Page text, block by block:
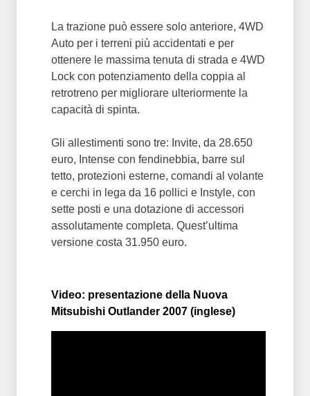
La trazione può essere solo anteriore, 4WD
Auto per i terreni più accidentati e per
ottenere le massima tenuta di strada e 4WD
Lock con potenziamento della coppia al
retrotreno per migliorare ulteriormente la
capacità di spinta.
Gli allestimenti sono tre: Invite, da 28.650
euro, Intense con fendinebbia, barre sul
tetto, protezioni esterne, comandi al volante
e cerchi in lega da 16 pollici e Instyle, con
sette posti e una dotazione di accessori
assolutamente completa. Quest’ultima
versione costa 31.950 euro.
Video: presentazione della Nuova
Mitsubishi Outlander 2007 (inglese)